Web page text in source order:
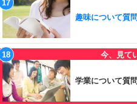
趣味について質
学業について質